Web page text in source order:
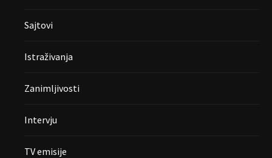
Sajtovi
Istraživanja
Zanimljivosti
Intervju
TV emisije